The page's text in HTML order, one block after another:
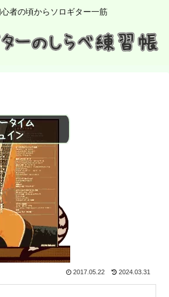
者の頃からソロギター一筋
2017.05.22 2024.03.31